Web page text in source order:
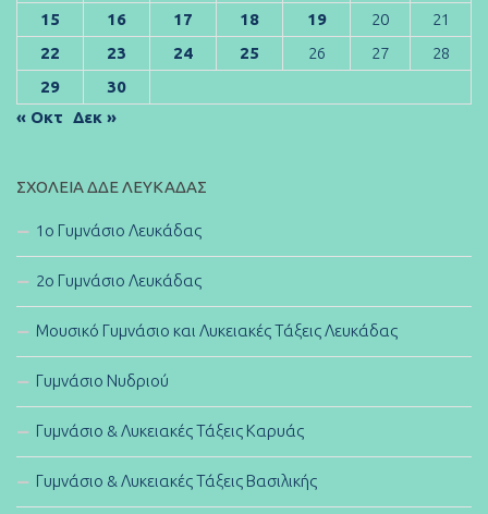
15 16 17 18 19 20
21
22
23 24 25 26 27
28
29
30
« Οκτ Δεκ »
ΣΧΟΛΕΊΑ ΔΔΕ ΛΕΥΚΆΔΑΣ
1ο Γυμνάσιο Λευκάδας
2ο Γυμνάσιο Λευκάδας
Μουσικό Γυμνάσιο και Λυκειακές Τάξεις Λευκάδας
Γυμνάσιο Νυδριού
Γυμνάσιο & Λυκειακές Τάξεις Καρυάς
Γυμνάσιο & Λυκειακές Τάξεις Βασιλικής